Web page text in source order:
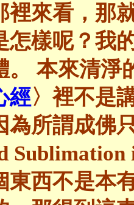
裡來看，那
怎樣呢？我
。 本來清淨
經〉裡不是
為所謂成佛
Sublimation
東西不是本